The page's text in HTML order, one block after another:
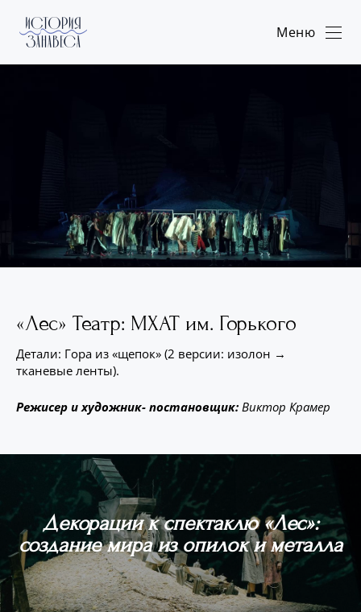
Меню
«Лес» Театр: МХАТ им. Горького
Детали: Гора из «щепок» (2 версии: изолон →
тканевые ленты).
Режисер и художник- постановщик: Виктор Крамер
Декорации к спектаклю «Лес»:
создание мира из опилок и металла